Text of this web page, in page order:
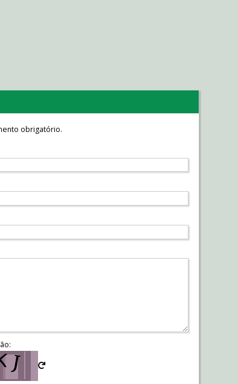
obrigatório.